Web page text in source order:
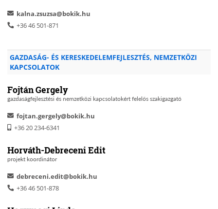
kalna.zsuzsa@bokik.hu
+36 46 501-871
GAZDASÁG- ÉS KERESKEDELEMFEJLESZTÉS, NEMZETKÖZI
KAPCSOLATOK
Fojtán Gergely
gazdaságfejlesztési és nemzetközi kapcsolatokért felelős szakigazgató
fojtan.gergely@bokik.hu
+36 20 234-6341
Horváth-Debreceni Edit
projekt koordinátor
debreceni.edit@bokik.hu
+36 46 501-878